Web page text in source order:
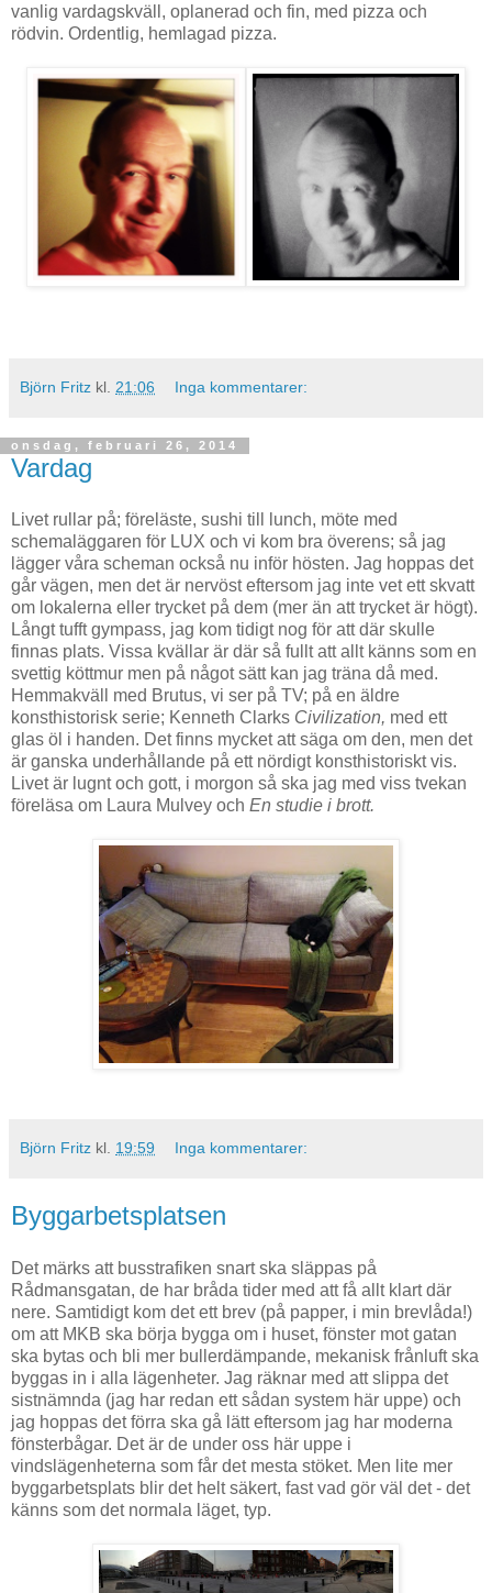
vanlig vardagskväll, oplanerad och fin, med pizza och
rödvin. Ordentlig, hemlagad pizza.
Björn Fritz kl. 21:06 Inga kommentarer:
onsdag, februari 26, 2014
Vardag
Livet rullar på; föreläste, sushi till lunch, möte med
schemaläggaren för LUX och vi kom bra överens; så jag
lägger våra scheman också nu inför hösten. Jag hoppas det
går vägen, men det är nervöst eftersom jag inte vet ett skvatt
om lokalerna eller trycket på dem (mer än att trycket är högt).
Långt tufft gympass, jag kom tidigt nog för att där skulle
finnas plats. Vissa kvällar är där så fullt att allt känns som en
svettig köttmur men på något sätt kan jag träna då med.
Hemmakväll med Brutus, vi ser på TV; på en äldre
konsthistorisk serie; Kenneth Clarks Civilization, med ett
glas öl i handen. Det finns mycket att säga om den, men det
är ganska underhållande på ett nördigt konsthistoriskt vis.
Livet är lugnt och gott, i morgon så ska jag med viss tvekan
föreläsa om Laura Mulvey och En studie i brott.
Björn Fritz kl. 19:59 Inga kommentarer:
Byggarbetsplatsen
Det märks att busstrafiken snart ska släppas på
Rådmansgatan, de har bråda tider med att få allt klart där
nere. Samtidigt kom det ett brev (på papper, i min brevlåda!)
om att MKB ska börja bygga om i huset, fönster mot gatan
ska bytas och bli mer bullerdämpande, mekanisk frånluft ska
byggas in i alla lägenheter. Jag räknar med att slippa det
sistnämnda (jag har redan ett sådan system här uppe) och
jag hoppas det förra ska gå lätt eftersom jag har moderna
fönsterbågar. Det är de under oss här uppe i
vindslägenheterna som får det mesta stöket. Men lite mer
byggarbetsplats blir det helt säkert, fast vad gör väl det - det
känns som det normala läget, typ.